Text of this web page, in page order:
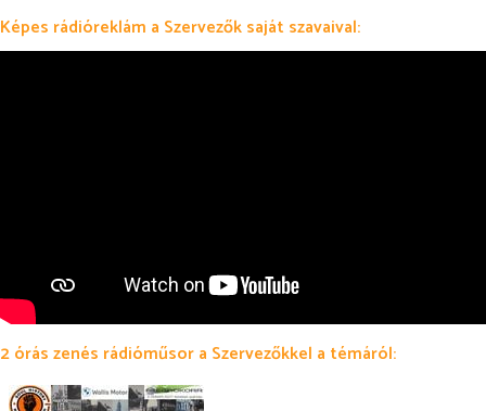
Képes rádióreklám a Szervezők saját szavaival:
2 órás zenés rádióműsor a Szervezőkkel a témáról: